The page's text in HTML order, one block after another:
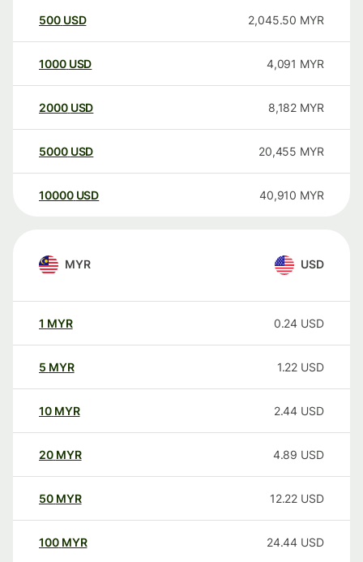
500 USD 2,045.50 MYR
1000 USD 4,091 MYR
2000 USD 8,182 MYR
5000 USD 20,455 MYR
10000 USD 40,910 MYR
MYR USD
1 MYR 0.24 USD
5 MYR 1.22 USD
10 MYR 2.44 USD
20 MYR 4.89 USD
50 MYR 12.22 USD
100 MYR 24.44 USD